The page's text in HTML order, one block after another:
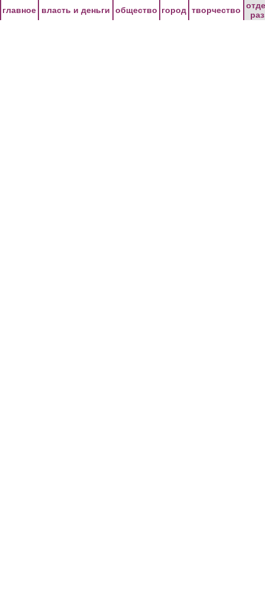
главное власть и деньги общество город творчество